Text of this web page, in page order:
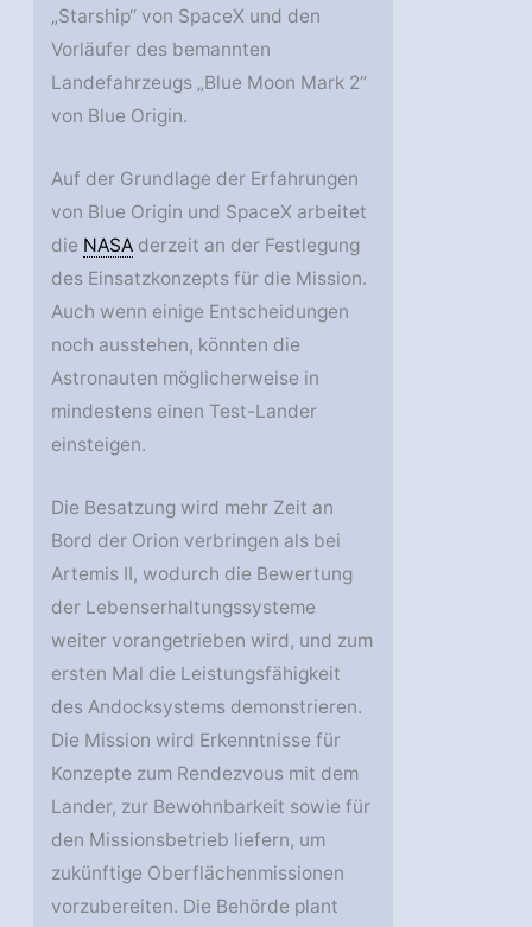
„Starship“ von SpaceX und den
Vorläufer des bemannten
Landefahrzeugs „Blue Moon Mark 2“
von Blue Origin.
Auf der Grundlage der Erfahrungen
von Blue Origin und SpaceX arbeitet
die NASA derzeit an der Festlegung
des Einsatzkonzepts für die Mission.
Auch wenn einige Entscheidungen
noch ausstehen, könnten die
Astronauten möglicherweise in
mindestens einen Test-Lander
einsteigen.
Die Besatzung wird mehr Zeit an
Bord der Orion verbringen als bei
Artemis II, wodurch die Bewertung
der Lebenserhaltungssysteme
weiter vorangetrieben wird, und zum
ersten Mal die Leistungsfähigkeit
des Andocksystems demonstrieren.
Die Mission wird Erkenntnisse für
Konzepte zum Rendezvous mit dem
Lander, zur Bewohnbarkeit sowie für
den Missionsbetrieb liefern, um
zukünftige Oberflächenmissionen
vorzubereiten. Die Behörde plant